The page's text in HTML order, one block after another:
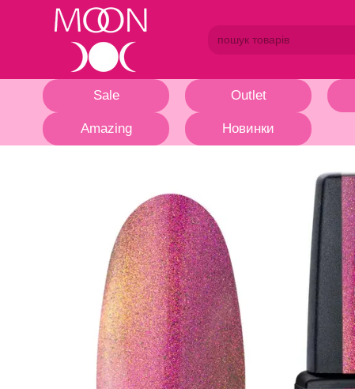
Перейти до основного контенту
Sale Outlet
Amazing Новинки